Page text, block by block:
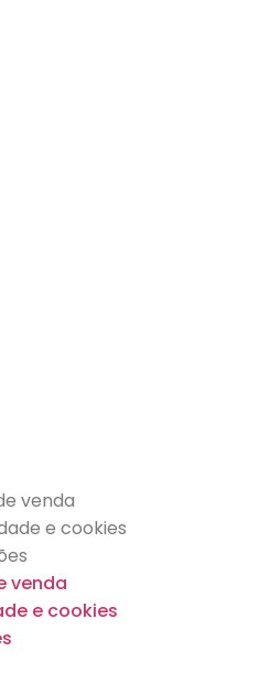
venda
e cookies
venda
e cookies